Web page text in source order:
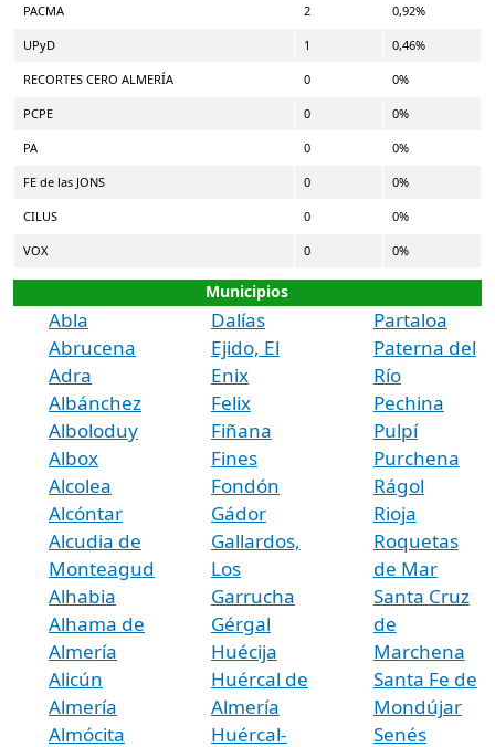
PACMA 2 0,92%
UPyD 1 0,46%
RECORTES CERO ALMERÍA 0 0%
PCPE 0 0%
PA 0 0%
FE de las JONS 0 0%
CILUS 0 0%
VOX 0 0%
Municipios
Abla
Abrucena
Adra
Albánchez
Alboloduy
Albox
Alcolea
Alcóntar
Alcudia de
Monteagud
Alhabia
Alhama de
Almería
Alicún
Almería
Almócita
Dalías
Ejido, El
Enix
Felix
Fiñana
Fines
Fondón
Gádor
Gallardos,
Los
Garrucha
Gérgal
Huécija
Huércal de
Almería
Huércal-
Partaloa
Paterna del
Río
Pechina
Pulpí
Purchena
Rágol
Rioja
Roquetas
de Mar
Santa Cruz
de
Marchena
Santa Fe de
Mondújar
Senés